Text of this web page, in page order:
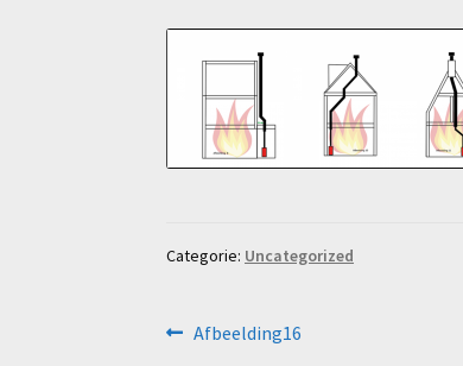
Categorie: Uncategorized
Bericht
Vorig
Afbeelding16